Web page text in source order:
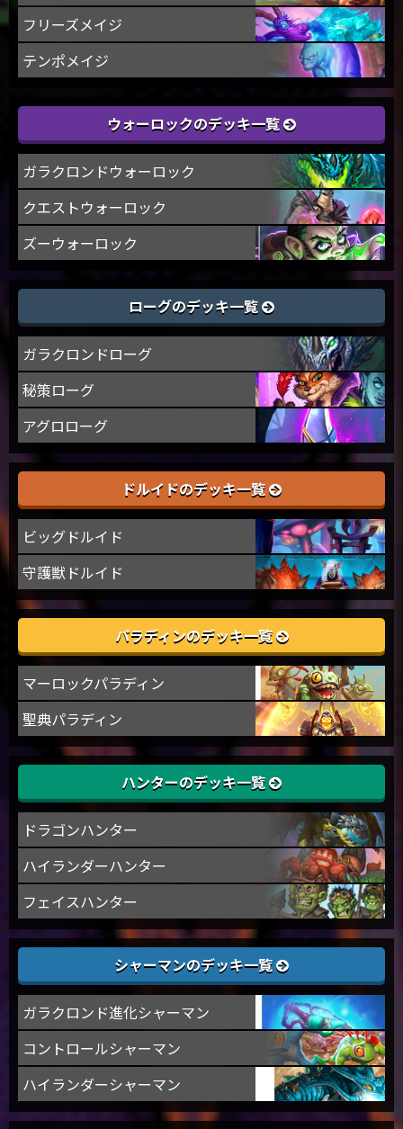
フリーズメイジ
テンポメイジ
ウォーロックのデッキ一覧
ガラクロンドウォーロック
クエストウォーロック
ズーウォーロック
ローグのデッキ一覧
ガラクロンドローグ
秘策ローグ
アグロローグ
ドルイドのデッキ一覧
ビッグドルイド
守護獣ドルイド
パラディンのデッキ一覧
マーロックパラディン
聖典パラディン
ハンターのデッキ一覧
ドラゴンハンター
ハイランダーハンター
フェイスハンター
シャーマンのデッキ一覧
ガラクロンド進化シャーマン
コントロールシャーマン
ハイランダーシャーマン